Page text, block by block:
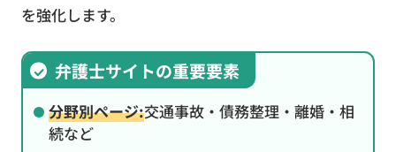
を強化します。
弁護士サイトの重要要素
分野別ページ:交通事故・債務整理・離婚・相
続など